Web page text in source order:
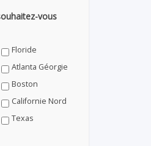
vous
Floride
Atlanta Géorgie
Boston
Californie Nord
Texas